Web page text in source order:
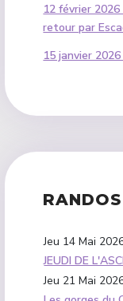
12 février
retour par
15 janvier
Jeu 14 Mai
JEUDI DE
Jeu 21 Mai